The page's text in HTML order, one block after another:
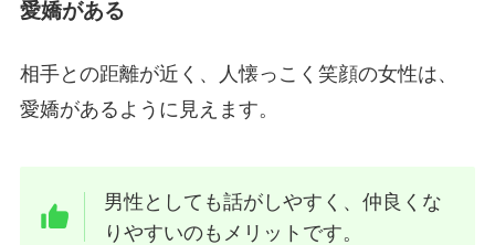
愛嬌がある
相手との距離が近く、人懐っこく笑顔の女性は、
愛嬌があるように見えます。
男性としても話がしやすく、仲良くな
りやすいのもメリットです。